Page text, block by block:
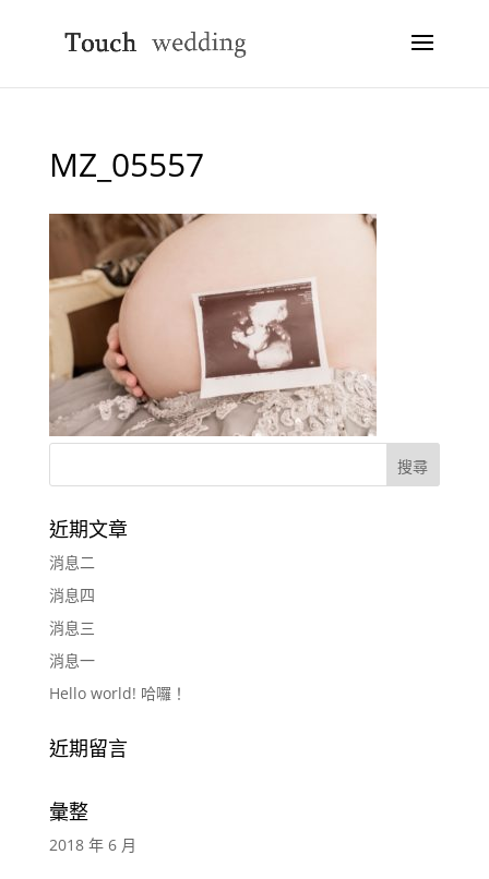
MZ_05557
近期文章
消息二
消息四
消息三
消息一
Hello world! 哈囉！
近期留言
彙整
2018 年 6 月